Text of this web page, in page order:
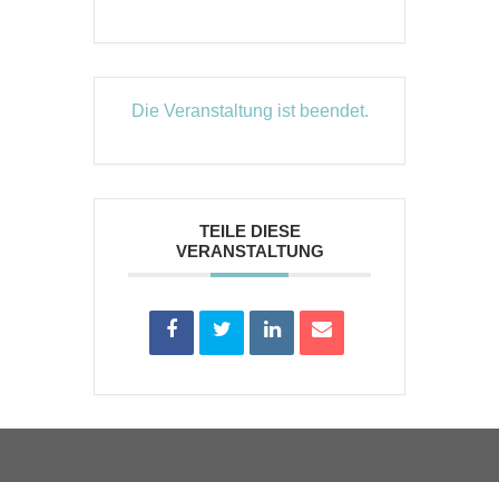
Die Veranstaltung ist beendet.
TEILE DIESE
VERANSTALTUNG